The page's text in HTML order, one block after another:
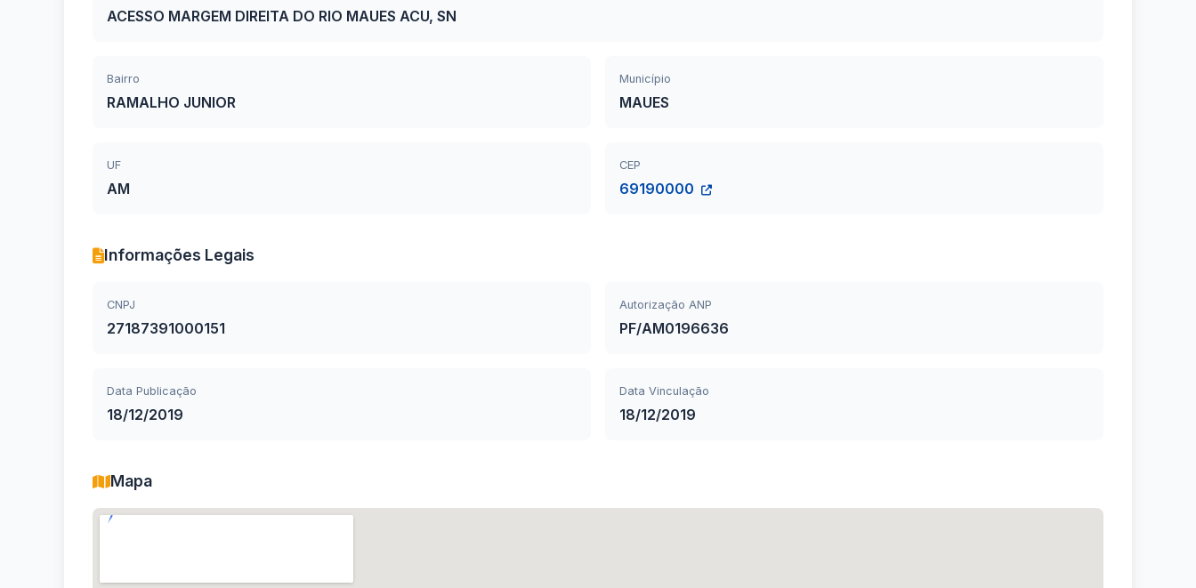
ACESSO MARGEM DIREITA DO RIO MAUES ACU, SN
Bairro
RAMALHO JUNIOR
Município
MAUES
UF
AM
CEP
69190000
Informações Legais
CNPJ
27187391000151
Autorização ANP
PF/AM0196636
Data Publicação
18/12/2019
Data Vinculação
18/12/2019
Mapa